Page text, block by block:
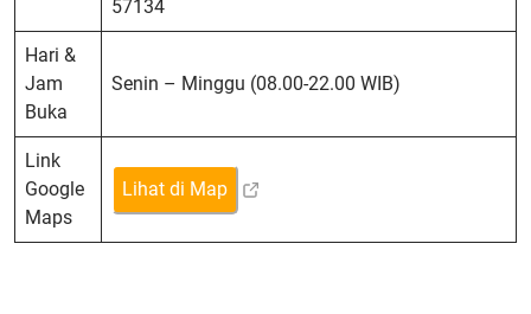
57134
Hari &
Jam
Buka
Senin – Minggu (08.00-22.00 WIB)
Link
Google
Maps
Lihat di Map